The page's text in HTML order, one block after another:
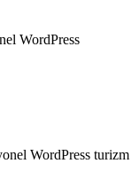
WordPress
WordPress turizm